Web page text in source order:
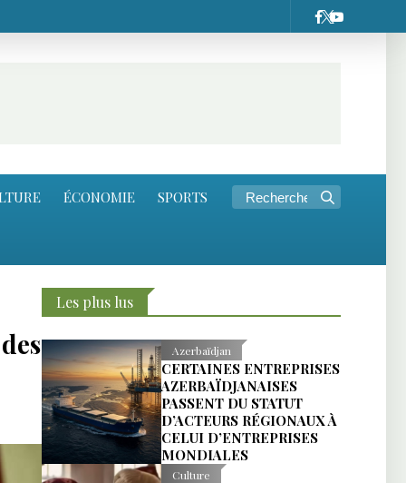
ÉCONOMIE SPORTS
Les plus lus
Azerbaïdjan
CERTAINES ENTREPRISES
AZERBAÏDJANAISES
PASSENT DU STATUT
D’ACTEURS RÉGIONAUX À
CELUI D’ENTREPRISES
MONDIALES
Culture